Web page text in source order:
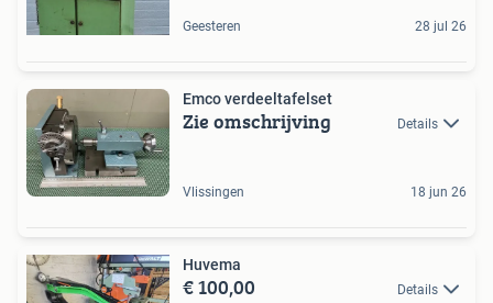
Geesteren 28 jul 26
Emco verdeeltafelset
Zie omschrijving Details
Vlissingen 18 jun 26
Huvema
€ 100,00 Details